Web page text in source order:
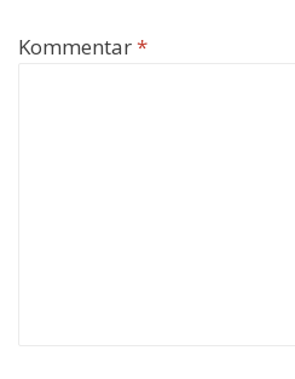
Kommentar*